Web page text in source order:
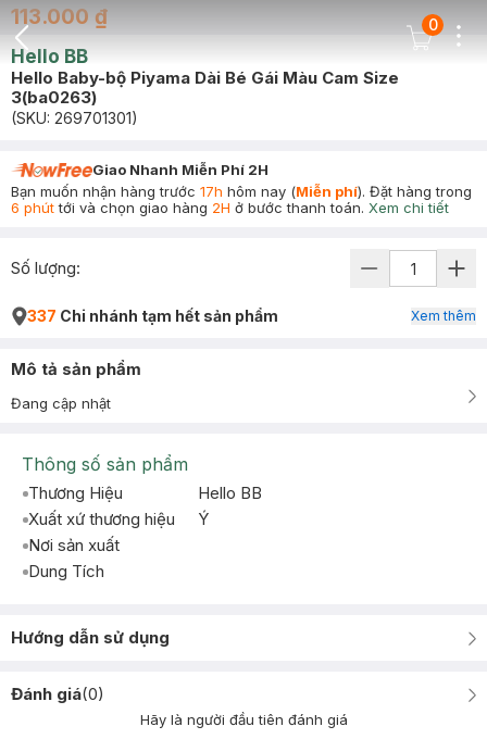
Back Icon
Cart Icon
0
113.000 ₫
Hello BB
Hello Baby-bộ Piyama Dài Bé Gái Màu Cam Size
3(ba0263)
(SKU: 269701301)
Giao Nhanh Miễn Phí 2H
Bạn muốn nhận hàng trước 17h hôm nay (Miễn phí). Đặt hàng trong
6 phúttới và chọn giao hàng 2H ở bước thanh toán. Xem chi tiết
Số lượng:
337 Chi nhánh tạm hết sản phẩm Xem thêm
Mô tả sản phẩm
Đang cập nhật
Thông số sản phẩm
Thương Hiệu
Hello BB
Xuất xứ thương hiệu
Ý
Nơi sản xuất
Dung Tích
Hướng dẫn sử dụng
Đánh giá(0)
Hãy là người đầu tiên đánh giá